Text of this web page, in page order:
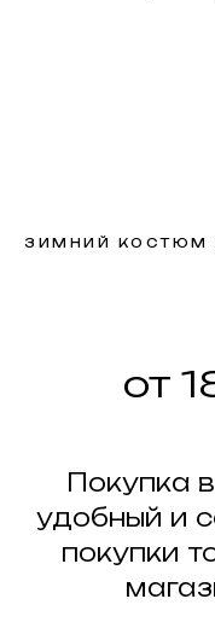
ЗИМНИЙ КОСТЮМ
от
Покупка
удобный и
покупки